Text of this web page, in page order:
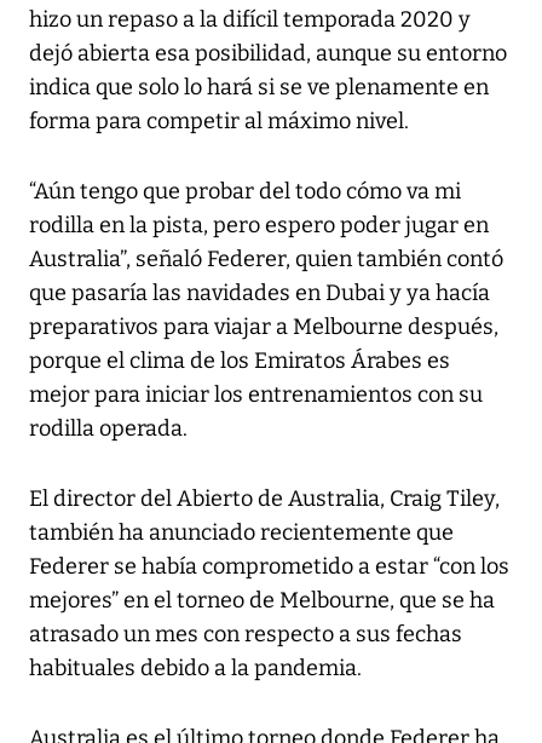
hizo un repaso a la difícil temporada 2020 y
dejó abierta esa posibilidad, aunque su entorno
indica que solo lo hará si se ve plenamente en
forma para competir al máximo nivel.
“Aún tengo que probar del todo cómo va mi
rodilla en la pista, pero espero poder jugar en
Australia”, señaló Federer, quien también contó
que pasaría las navidades en Dubai y ya hacía
preparativos para viajar a Melbourne después,
porque el clima de los Emiratos Árabes es
mejor para iniciar los entrenamientos con su
rodilla operada.
El director del Abierto de Australia, Craig Tiley,
también ha anunciado recientemente que
Federer se había comprometido a estar “con los
mejores” en el torneo de Melbourne, que se ha
atrasado un mes con respecto a sus fechas
habituales debido a la pandemia.
Australia es el último torneo donde Federer ha